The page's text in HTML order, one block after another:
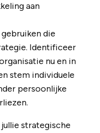
aan
die
Identificeer
nu en in
stem individuele
persoonlijke
strategische